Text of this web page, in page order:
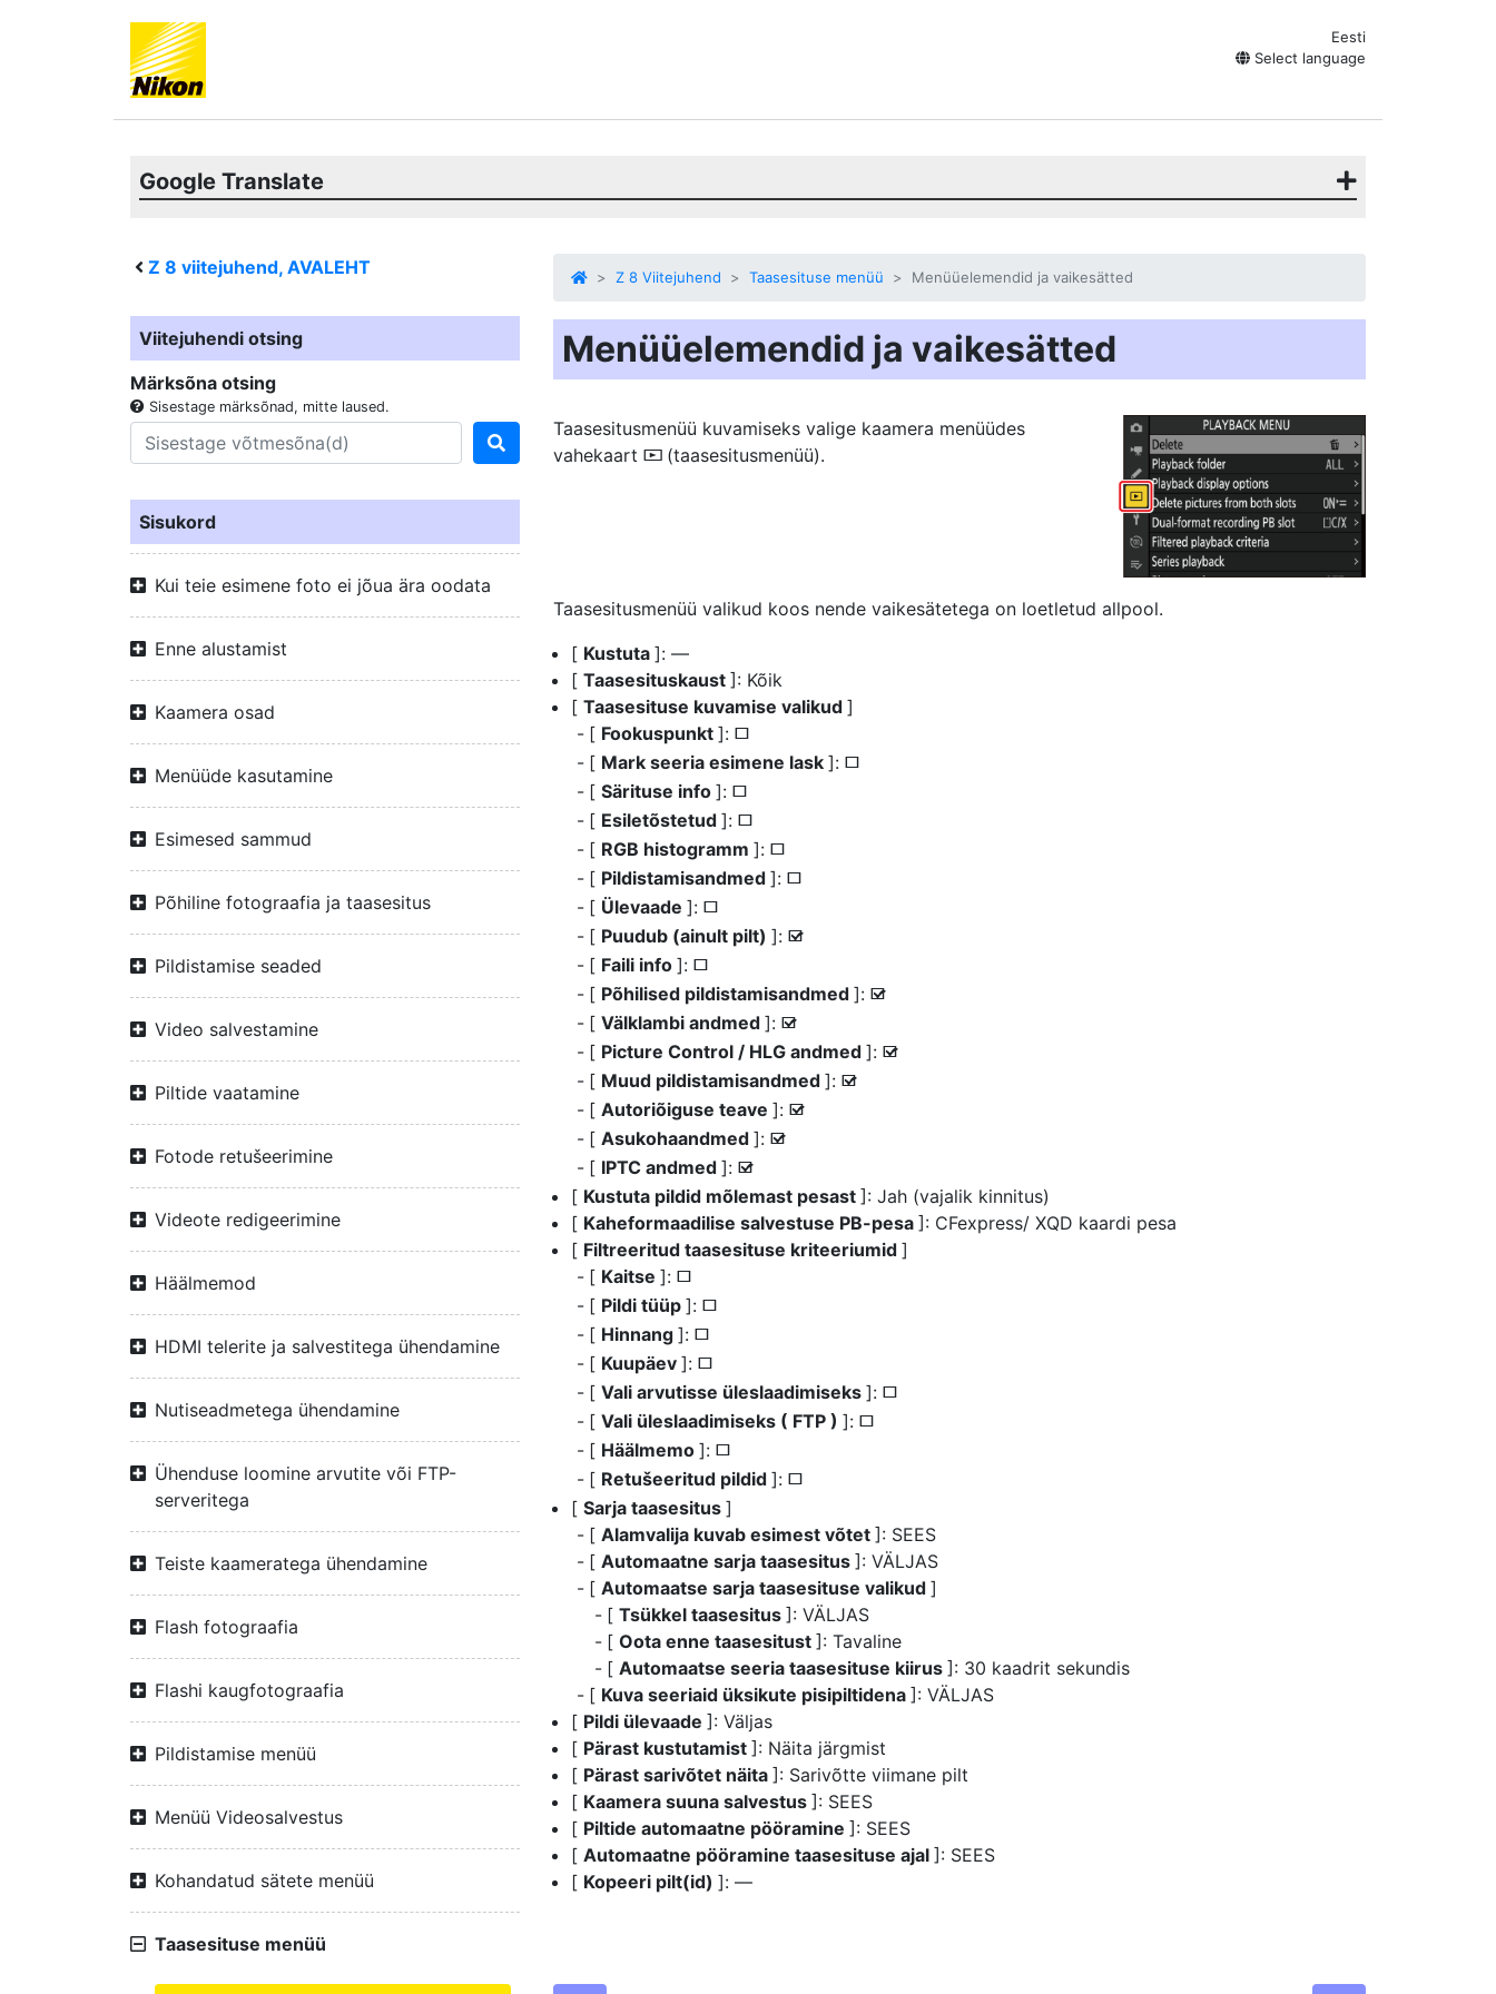
Eesti
Select language
Google Translate
Z 8 viitejuhend, AVALEHT
Viitejuhendi otsing
Märksõna otsing
Sisestage märksõnad, mitte laused.
Sisukord
Kui teie esimene foto ei jõua ära oodata
Enne alustamist
Kaamera osad
Menüüde kasutamine
Esimesed sammud
Põhiline fotograafia ja taasesitus
Pildistamise seaded
Video salvestamine
Piltide vaatamine
Fotode retušeerimine
Videote redigeerimine
Häälmemod
HDMI telerite ja salvestitega ühendamine
Nutiseadmetega ühendamine
Ühenduse loomine arvutite või FTP-
serveritega
Teiste kaameratega ühendamine
Flash fotograafia
Flashi kaugfotograafia
Pildistamise menüü
Menüü Videosalvestus
Kohandatud sätete menüü
Taasesituse menüü
Z 8 Viitejuhend Taasesituse menüü Menüüelemendid ja vaikesätted
Menüüelemendid ja vaikesätted
Taasesitusmenüü kuvamiseks valige kaamera menüüdes
vahekaart D (taasesitusmenüü).
Taasesitusmenüü valikud koos nende vaikesätetega on loetletud allpool.
[ Kustuta ]: —
[ Taasesituskaust ]: Kõik
[ Taasesituse kuvamise valikud ]
[ Fookuspunkt ]: U
[ Mark seeria esimene lask ]: U
[ Särituse info ]: U
[ Esiletõstetud ]: U
[ RGB histogramm ]: U
[ Pildistamisandmed ]: U
[ Ülevaade ]: U
[ Puudub (ainult pilt) ]: M
[ Faili info ]: U
[ Põhilised pildistamisandmed ]: M
[ Välklambi andmed ]: M
[ Picture Control / HLG andmed ]: M
[ Muud pildistamisandmed ]: M
[ Autoriõiguse teave ]: M
[ Asukohaandmed ]: M
[ IPTC andmed ]: M
[ Kustuta pildid mõlemast pesast ]: Jah (vajalik kinnitus)
[ Kaheformaadilise salvestuse PB-pesa ]: CFexpress/ XQD kaardi pesa
[ Filtreeritud taasesituse kriteeriumid ]
[ Kaitse ]: U
[ Pildi tüüp ]: U
[ Hinnang ]: U
[ Kuupäev ]: U
[ Vali arvutisse üleslaadimiseks ]: U
[ Vali üleslaadimiseks ( FTP ) ]: U
[ Häälmemo ]: U
[ Retušeeritud pildid ]: U
[ Sarja taasesitus ]
[ Alamvalija kuvab esimest võtet ]: SEES
[ Automaatne sarja taasesitus ]: VÄLJAS
[ Automaatse sarja taasesituse valikud ]
[ Tsükkel taasesitus ]: VÄLJAS
[ Oota enne taasesitust ]: Tavaline
[ Automaatse seeria taasesituse kiirus ]: 30 kaadrit sekundis
[ Kuva seeriaid üksikute pisipiltidena ]: VÄLJAS
[ Pildi ülevaade ]: Väljas
[ Pärast kustutamist ]: Näita järgmist
[ Pärast sarivõtet näita ]: Sarivõtte viimane pilt
[ Kaamera suuna salvestus ]: SEES
[ Piltide automaatne pööramine ]: SEES
[ Automaatne pööramine taasesituse ajal ]: SEES
[ Kopeeri pilt(id) ]: —